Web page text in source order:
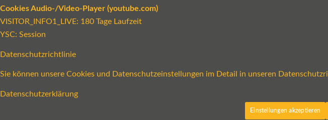
Cookies Audio-/Video-Player (youtube.com)
VISITOR_INFO1_LIVE: 180 Tage Laufzeit
YSC: Session
Datenschutzrichtlinie
Sie können unsere Cookies und Datenschutzeinstellungen im Detail in unseren
Datenschutzerklärung
Einstellungen akzeptieren